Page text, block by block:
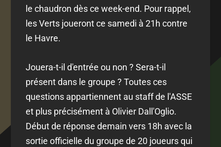
le chaudron dès ce week-end. Pour rappel,
les Verts joueront ce samedi à 21h contre
le Havre.
Jouera-t-il d'entrée ou non ? Sera-t-il
présent dans le groupe ? Toutes ces
questions appartiennent au staff de l'ASSE
et plus précisément à Olivier Dall'Oglio.
Début de réponse demain vers 18h avec la
sortie officielle du groupe de 20 joueurs qui